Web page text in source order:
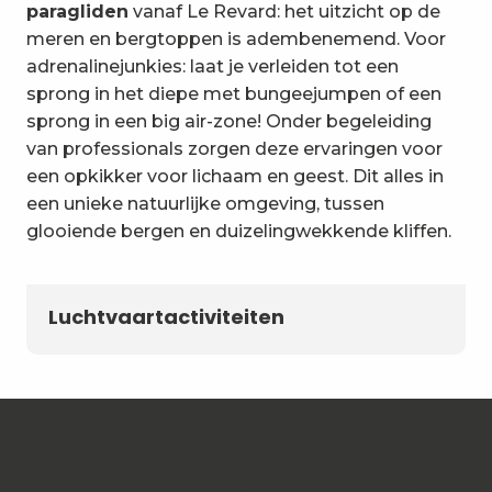
paragliden vanaf Le Revard: het uitzicht op de
meren en bergtoppen is adembenemend. Voor
adrenalinejunkies: laat je verleiden tot een
sprong in het diepe met bungeejumpen of een
sprong in een big air-zone! Onder begeleiding
van professionals zorgen deze ervaringen voor
een opkikker voor lichaam en geest. Dit alles in
een unieke natuurlijke omgeving, tussen
glooiende bergen en duizelingwekkende kliffen.
Luchtvaartactiviteiten